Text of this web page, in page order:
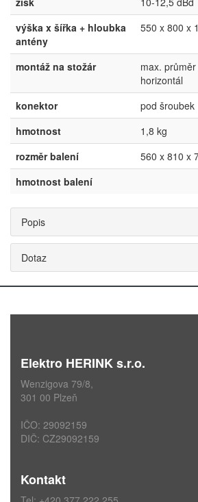
výška x šířka + hloubka
antény
550 x 800 x
montáž na stožár
max.
horizontál
konektor
pod šroubek
hmotnost
1,8 kg
rozměr balení
560 x 810 x
hmotnost balení
Popis
Dotaz
Elektro HERINK s.r.o.
Wenzigova 79/8,
301 00 Plzeň
IČO: 29092159
DIČ: CZ29092159
Kontakt